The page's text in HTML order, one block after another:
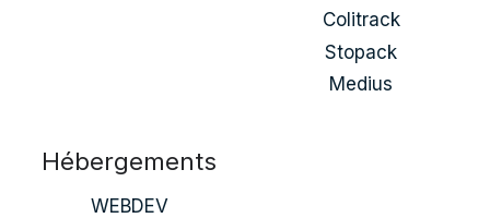
Colitrack
Stopack
Medius
Hébergements
WEBDEV